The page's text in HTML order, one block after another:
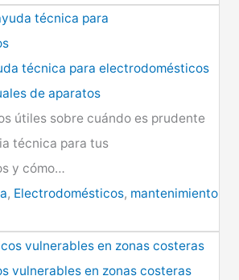
técnica para electrodomésticos
de aparatos
útiles sobre cuándo es prudente
técnica para tus
y cómo…
, Electrodomésticos, mantenimiento
vulnerables en zonas costeras